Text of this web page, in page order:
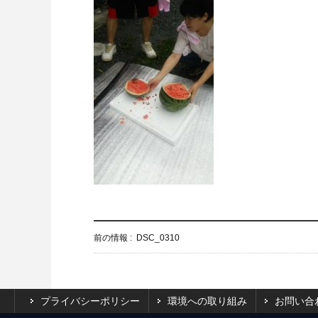
前の情報 : DSC_0310
プライバシーポリシー 環境への取り組み お問い合